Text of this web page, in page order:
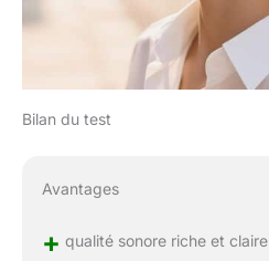
Bilan du test
Avantages
+ qualité sonore riche et claire